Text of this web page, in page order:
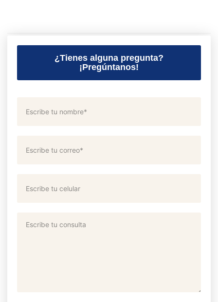
¿Tienes alguna pregunta?
¡Pregúntanos!